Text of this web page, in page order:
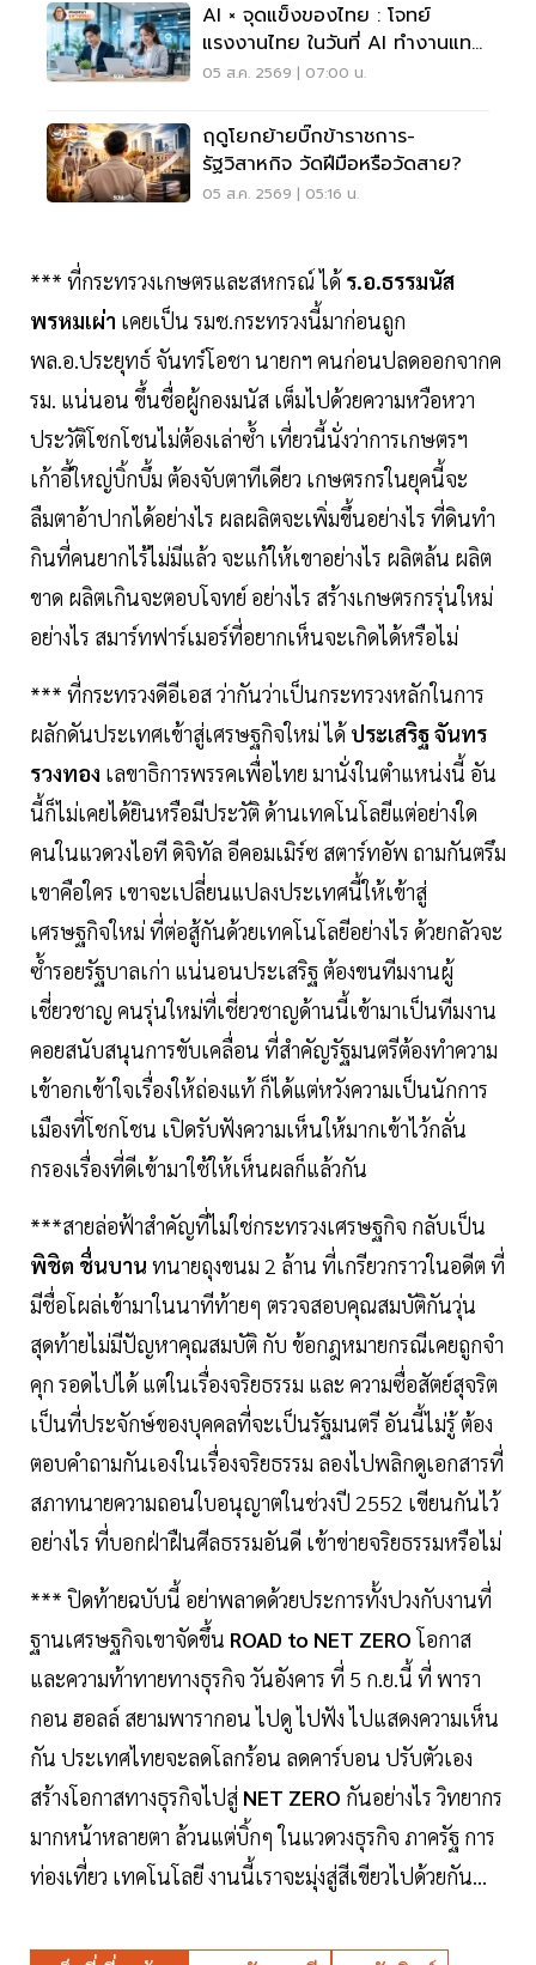
AI × จุดแข็งของไทย : โจทย์
แรงงานไทย ในวันที่ AI ทำงานแทน
เราได้มากขึ้น
05 ส.ค. 2569 | 07:00 น.
ฤดูโยกย้ายบิ๊กข้าราชการ-
รัฐวิสาหกิจ วัดฝีมือหรือวัดสาย?
05 ส.ค. 2569 | 05:16 น.
*** ที่กระทรวงเกษตรและสหกรณ์ ได้ร.อ.ธรรมนัส
พรหมเผ่า เคยเป็น รมช.กระทรวงนี้มาก่อนถูก
พล.อ.ประยุทธ์ จันทร์โอชา นายกฯ คนก่อนปลดออกจากค
รม. แน่นอน ขึ้นชื่อผู้กองมนัส เต็มไปด้วยความหวือหวา
ประวัติโชกโชนไม่ต้องเล่าซ้ำ เที่ยวนี้นั่งว่าการเกษตรฯ
เก้าอี้ใหญ่บิ้กบึ้ม ต้องจับตาทีเดียว เกษตรกรในยุคนี้จะ
ลืมตาอ้าปากได้อย่างไร ผลผลิตจะเพิ่มขึ้นอย่างไร ที่ดินทำ
กินที่คนยากไร้ไม่มีแล้ว จะแก้ให้เขาอย่างไร ผลิตล้น ผลิต
ขาด ผลิตเกินจะตอบโจทย์ อย่างไร สร้างเกษตรกรรุ่นใหม่
อย่างไร สมาร์ทฟาร์เมอร์ที่อยากเห็นจะเกิดได้หรือไม่
*** ที่กระทรวงดีอีเอส ว่ากันว่าเป็นกระทรวงหลักในการ
ผลักดันประเทศเข้าสู่เศรษฐกิจใหม่ ได้ประเสริฐ จันทร
รวงทอง เลขาธิการพรรคเพื่อไทย มานั่งในตำแหน่งนี้ อัน
นี้ก็ไม่เคยได้ยินหรือมีประวัติ ด้านเทคโนโลยีแต่อย่างใด
คนในแวดวงไอที ดิจิทัล อีคอมเมิร์ซ สตาร์ทอัพ ถามกันตรึม
เขาคือใคร เขาจะเปลี่ยนแปลงประเทศนี้ให้เข้าสู่
เศรษฐกิจใหม่ ที่ต่อสู้กันด้วยเทคโนโลยีอย่างไร ด้วยกลัวจะ
ซ้ำรอยรัฐบาลเก่า แน่นอนประเสริฐ ต้องขนทีมงานผู้
เชี่ยวชาญ คนรุ่นใหม่ที่เชี่ยวชาญด้านนี้เข้ามาเป็นทีมงาน
คอยสนับสนุนการขับเคลื่อน ที่สำคัญรัฐมนตรีต้องทำความ
เข้าอกเข้าใจเรื่องให้ถ่องแท้ ก็ได้แต่หวังความเป็นนักการ
เมืองที่โชกโชน เปิดรับฟังความเห็นให้มากเข้าไว้กลั่น
กรองเรื่องที่ดีเข้ามาใช้ให้เห็นผลก็แล้วกัน
***สายล่อฟ้าสำคัญที่ไม่ใช่กระทรวงเศรษฐกิจ กลับเป็น
พิชิต ชื่นบาน ทนายถุงขนม 2 ล้าน ที่เกรียวกราวในอดีต ที่
มีชื่อโผล่เข้ามาในนาทีท้ายๆ ตรวจสอบคุณสมบัติกันวุ่น
สุดท้ายไม่มีปัญหาคุณสมบัติ กับ ข้อกฎหมายกรณีเคยถูกจำ
คุก รอดไปได้ แต่ในเรื่องจริยธรรม และ ความซื่อสัตย์สุจริต
เป็นที่ประจักษ์ของบุคคลที่จะเป็นรัฐมนตรี อันนี้ไม่รู้ ต้อง
ตอบคำถามกันเองในเรื่องจริยธรรม ลองไปพลิกดูเอกสารที่
สภาทนายความถอนใบอนุญาตในช่วงปี 2552 เขียนกันไว้
อย่างไร ที่บอกฝ่าฝืนศีลธรรมอันดี เข้าข่ายจริยธรรมหรือไม่
*** ปิดท้ายฉบับนี้ อย่าพลาดด้วยประการทั้งปวงกับงานที่
ฐานเศรษฐกิจเขาจัดขึ้น ROAD to NET ZEROโอกาส
และความท้าทายทางธุรกิจ วันอังคาร ที่ 5 ก.ย.นี้ ที่ พารา
กอน ฮอลล์ สยามพารากอน ไปดู ไปฟัง ไปแสดงความเห็น
กัน ประเทศไทยจะลดโลกร้อน ลดคาร์บอน ปรับตัวเอง
สร้างโอกาสทางธุรกิจไปสู่ NET ZERO กันอย่างไร วิทยากร
มากหน้าหลายตา ล้วนแต่บิ้กๆ ในแวดวงธุรกิจ ภาครัฐ การ
ท่องเที่ยว เทคโนโลยี งานนี้เราจะมุ่งสู่สีเขียวไปด้วยกัน...